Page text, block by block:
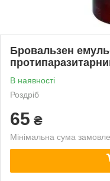
Бровальзен
В наявності
Роздріб
65 ₴
Мінімальна сума